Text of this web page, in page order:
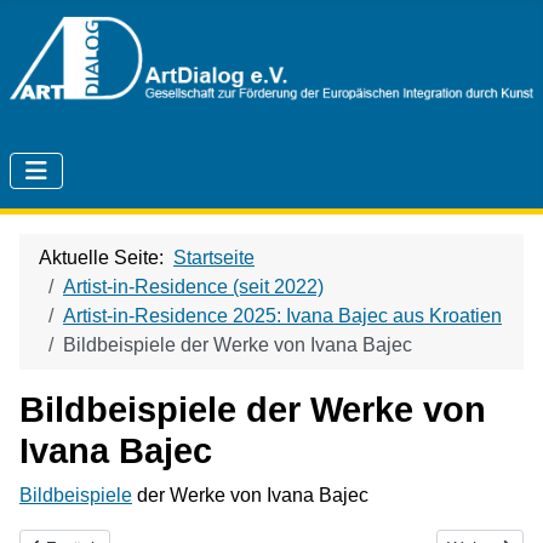
Aktuelle Seite: Startseite
Artist-in-Residence (seit 2022)
Artist-in-Residence 2025: Ivana Bajec aus Kroatien
Bildbeispiele der Werke von Ivana Bajec
Bildbeispiele der Werke von
Ivana Bajec
Bildbeispiele der Werke von Ivana Bajec